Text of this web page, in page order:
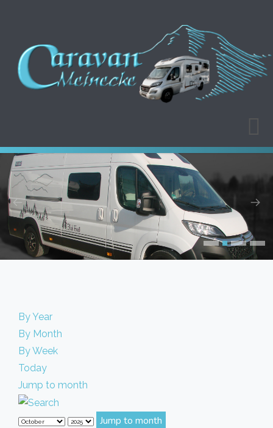
By Year
By Month
By Week
Today
Jump to month
Jump to month